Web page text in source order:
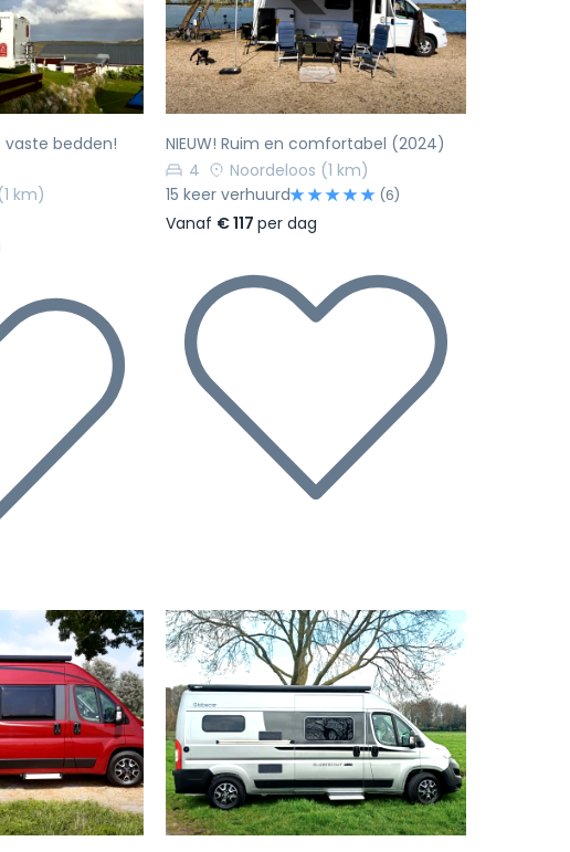
Volgende
bedden!
(1 km)
Vorige Volgende
NIEUW! Ruim en comfortabel (2024)
4
Noordeloos (1 km)
15 keer verhuurd
(6)
Vanaf € 117per dag
Volgende Vorige Volgende